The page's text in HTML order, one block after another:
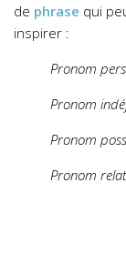
de phrase qui
inspirer :
Pronom
Pronom
Pronom
Pronom